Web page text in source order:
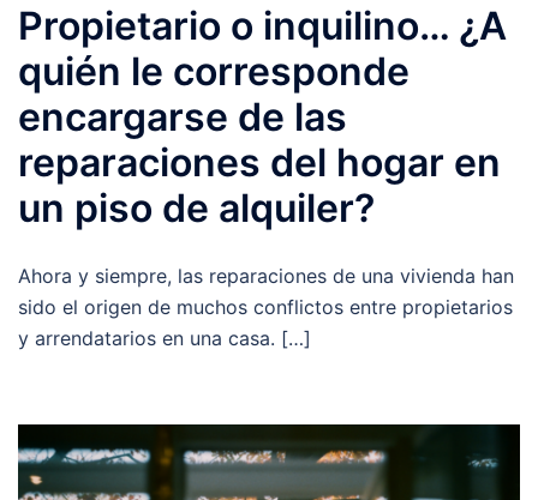
Propietario o inquilino… ¿A
quién le corresponde
encargarse de las
reparaciones del hogar en
un piso de alquiler?
Ahora y siempre, las reparaciones de una vivienda han
sido el origen de muchos conflictos entre propietarios
y arrendatarios en una casa. […]